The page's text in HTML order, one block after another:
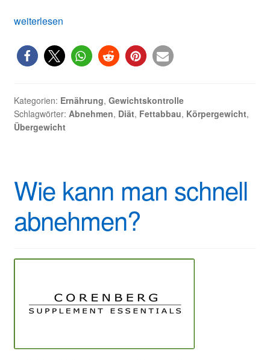
Rasch
nachhaltig
abnehmen
geht
das?
weiterlesen
Kategorien: Ernährung, Gewichtskontrolle
Schlagwörter: Abnehmen, Diät, Fettabbau, Körpergewicht,
Übergewicht
Wie kann man schnell
abnehmen?